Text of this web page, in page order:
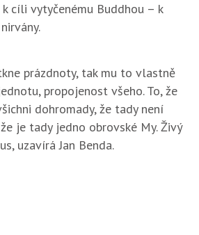
cíli vytyčenému Buddhou – k
prázdnoty, tak mu to vlastně
propojenost všeho. To, že
dohromady, že tady není
je tady jedno obrovské My. Živý
uzavírá Jan Benda.